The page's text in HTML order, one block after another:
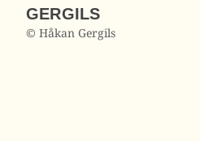
GERGILS
© Håkan Gergils